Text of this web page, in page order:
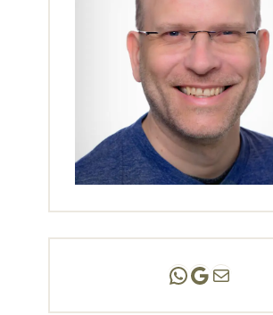
Andreas Scholz | (HPP)
Praxis Adlershof
E-Mail an mich ...